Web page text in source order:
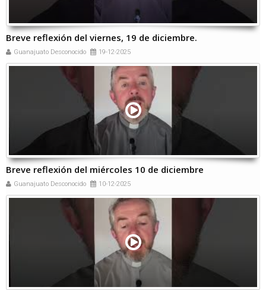
Breve reflexión del viernes, 19 de diciembre.
Guanajuato Desconocido 19-12-2025
Breve reflexión del miércoles 10 de diciembre
Guanajuato Desconocido 10-12-2025